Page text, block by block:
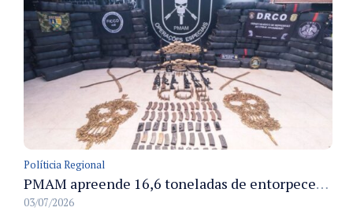
Políticia Regional
PMAM apreende 16,6 toneladas de entorpecentes e registra aumento nas prisões em flagrante e nas capturas de foragidos no primeiro semestre de 2026
03/07/2026